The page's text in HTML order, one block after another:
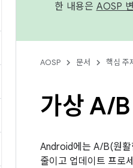
한 내용은 AOSP
AOSP 문서 핵심 주
가상 A/
Android에는 A/B(원활
줄이고 업데이트 프로